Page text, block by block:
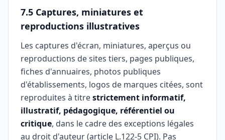
7.5 Captures, miniatures et
reproductions illustratives
Les captures d'écran, miniatures, aperçus ou
reproductions de sites tiers, pages publiques,
fiches d'annuaires, photos publiques
d'établissements, logos de marques citées, sont
reproduites à titrestrictement informatif,
illustratif, pédagogique, référentiel ou
critique, dans le cadre des exceptions légales
au droit d'auteur (article L.122-5 CPI). Pas